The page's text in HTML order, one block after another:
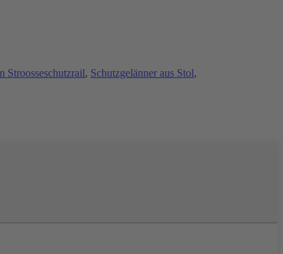
Stroosseschutzrail, Schutzgelänner aus Stol,